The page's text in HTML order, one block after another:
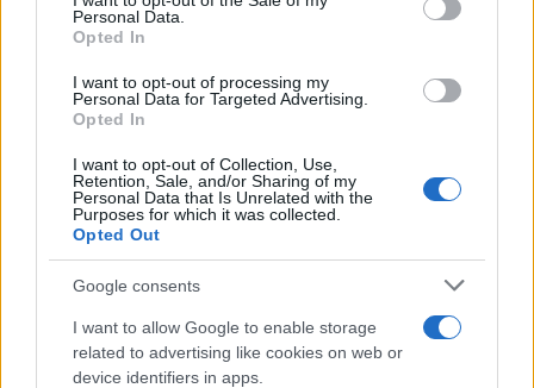
Personal Data.
Opted In
I want to opt-out of processing my
Personal Data for Targeted Advertising.
Opted In
I want to opt-out of Collection, Use,
Retention, Sale, and/or Sharing of my
Personal Data that Is Unrelated with the
Purposes for which it was collected.
Opted Out
Google consents
I want to allow Google to enable storage
related to advertising like cookies on web or
device identifiers in apps.
Luglio 2003 n.229 “.
I nostri Settori
Bendaggi
Bende di garza orlata, bende elastiche
ossido di zinco,...
Cerotti
Cerotti sterili e non sterili in varie misure,
cerotti sterili con tampone centrale,